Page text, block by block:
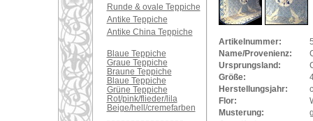
Runde & ovale Teppiche
Antike Teppiche
Antike China Teppiche
Blaue Teppiche
Graue Teppiche
Braune Teppiche
Blaue Teppiche
Grüne Teppiche
Rot/pink/flieder/lila
Beige/hell/cremefarben
Artikelnummer:
Name/Provenienz:
Ursprungsland:
Größe:
Herstellungsjahr:
Flor:
Musterung: